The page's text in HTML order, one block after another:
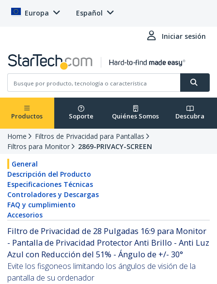
Europa Español
Iniciar sesión
Productos Soporte Quiénes Somos Descubra
Home
Filtros de Privacidad para Pantallas
Filtros para Monitor
2869-PRIVACY-SCREEN
General
Descripción del Producto
Especificaciones Técnicas
Controladores y Descargas
FAQ y cumplimiento
Accesorios
Filtro de Privacidad de 28 Pulgadas 16:9 para Monitor
- Pantalla de Privacidad Protector Anti Brillo - Anti Luz
Azul con Reducción del 51% - Ángulo de +/- 30°
Evite los fisgoneos limitando los ángulos de visión de la
pantalla de su ordenador